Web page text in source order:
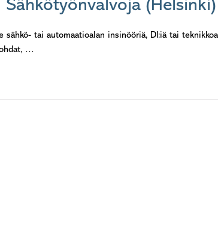
(Helsinki)
tai automaatioalan insinööriä, DI:iä tai
…